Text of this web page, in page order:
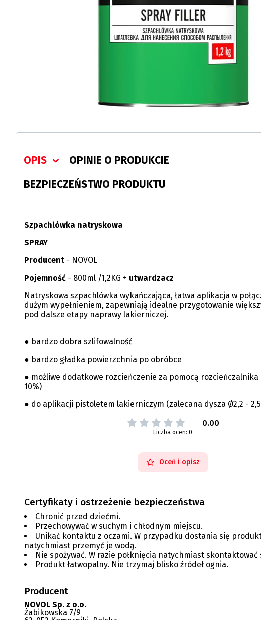
OPIS
OPINIE O PRODUKCIE
BEZPIECZEŃSTWO PRODUKTU
Szpachlówka natryskowa
SPRAY
Producent - NOVOL
Pojemność - 800ml /1,2KG + utwardzacz
Natryskowa szpachlówka wykańczająca, łatwa aplikacja w
dużym wypełnieniem, zapewniają idealne przygotowanie
pod dalsze etapy naprawy lakierniczej.
● bardzo dobra szlifowalność
● bardzo gładka powierzchnia po obróbce
● możliwe dodatkowe rozcieńczenie za pomocą rozcieńczalnika
10%)
● do aplikacji pistoletem lakierniczym (zalecana dysza Ø2,2 -
0.00
Liczba ocen: 0
Oceń i opisz
Certyfikaty i ostrzeżenie bezpieczeństwa
Chronić przed dziećmi.
Przechowywać w suchym i chłodnym miejscu.
Unikać kontaktu z oczami. W przypadku dostania się
natychmiast przemyć je wodą.
Nie spożywać. W razie połknięcia natychmiast skontaktować
Produkt łatwopalny. Nie trzymaj blisko źródeł ognia.
Producent
NOVOL Sp. z o.o.
Żabikowska 7/9